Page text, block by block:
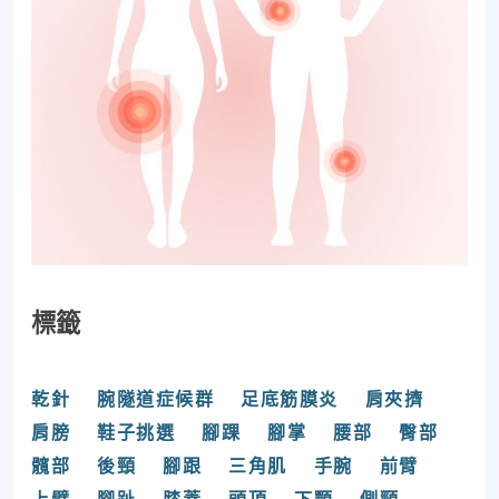
標籤
乾針 腕隧道症候群 足底筋膜炎
肩夾擠
肩膀
鞋子挑選 腳踝 腳掌 腰部
臀部
髖部
後頸 腳跟 三角肌 手腕
前臂